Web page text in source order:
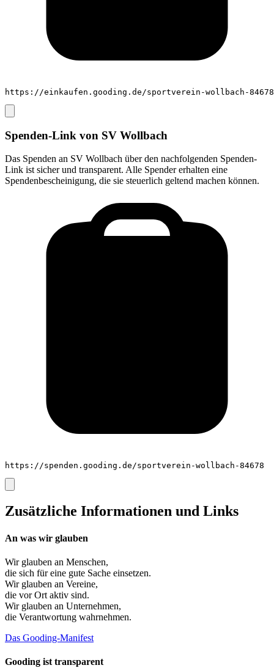
https://einkaufen.gooding.de/sportverein-wollbach-84678
Spenden-Link von SV Wollbach
Das Spenden an SV Wollbach über den nachfolgenden Spenden-
Link ist sicher und transparent. Alle Spender erhalten eine
Spendenbescheinigung, die sie steuerlich geltend machen können.
https://spenden.gooding.de/sportverein-wollbach-84678
Zusätzliche Informationen und Links
An was wir glauben
Wir glauben an Menschen,
die sich für eine gute Sache einsetzen.
Wir glauben an Vereine,
die vor Ort aktiv sind.
Wir glauben an Unternehmen,
die Verantwortung wahrnehmen.
Das Gooding-Manifest
Gooding ist transparent